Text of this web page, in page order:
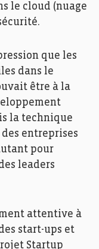
le cloud (nuage
que les
dans le
être à la
la technique
des entreprises
pour
leaders
attentive à
start-ups et
Startup